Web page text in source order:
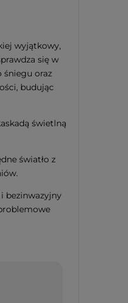
wyjątkowy,
się w
śniegu oraz
budując
świetlną
światło z
i bezinwazyjny